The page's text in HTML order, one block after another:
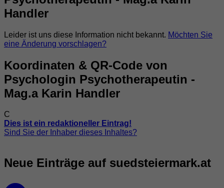
Handler
Leider ist uns diese Information nicht bekannt. Möchten Sie
eine Änderung vorschlagen?
Koordinaten & QR-Code von
Psychologin Psychotherapeutin -
Mag.a Karin Handler
C
Dies ist ein redaktioneller Eintrag!
Sind Sie der Inhaber dieses Inhaltes?
Neue Einträge auf suedsteiermark.at